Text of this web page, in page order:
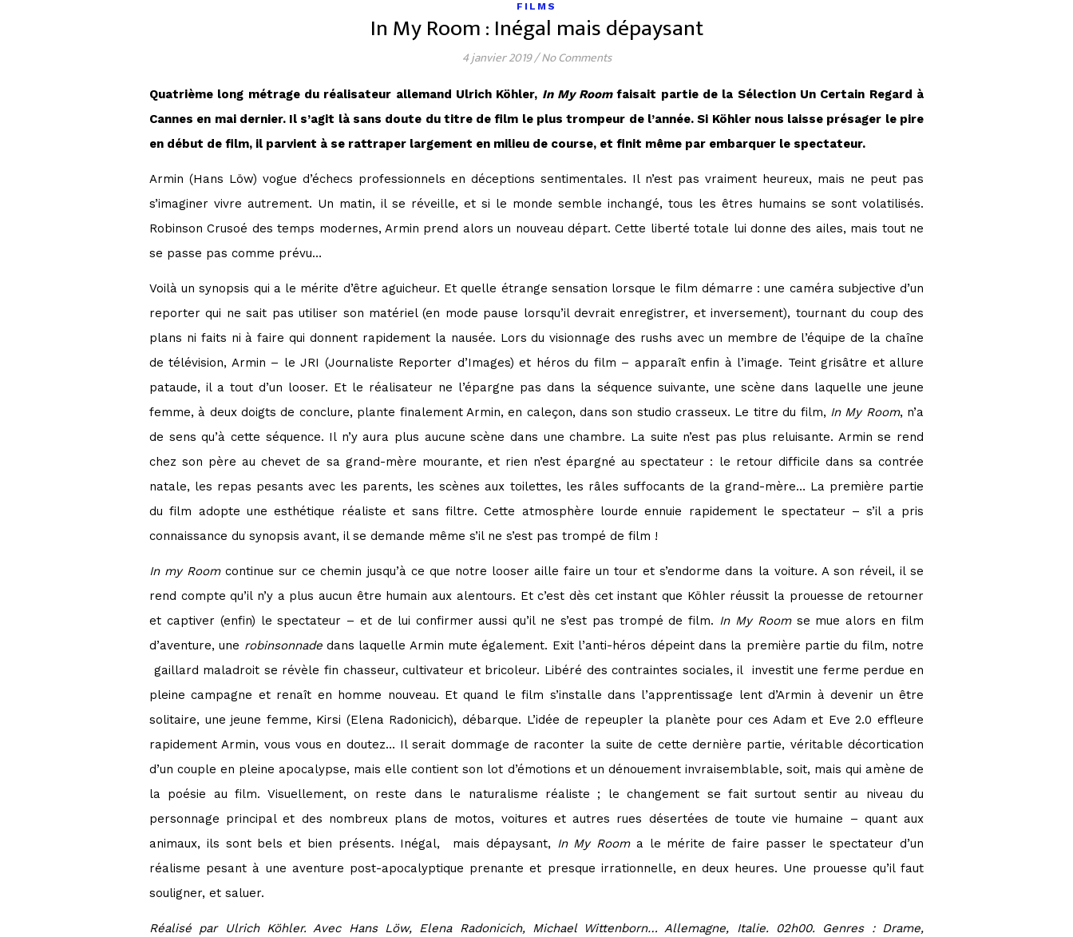
FILMS
In My Room : Inégal mais dépaysant
4 janvier 2019/No Comments
Quatrième long métrage du réalisateur allemand Ulrich Köhler, In My Roomfaisait partie de la Sélection Un Certain Regard à
Cannes en mai dernier. Il s’agit là sans doute du titre de film le plus trompeur de l’année. Si Köhler nous laisse présager le pire
en début de film, il parvient à se rattraper largement en milieu de course, et finit même par embarquer le spectateur.
Armin (Hans Löw) vogue d’échecs professionnels en déceptions sentimentales. Il n’est pas vraiment heureux, mais ne peut pas
s’imaginer vivre autrement. Un matin, il se réveille, et si le monde semble inchangé, tous les êtres humains se sont volatilisés.
Robinson Crusoé des temps modernes, Armin prend alors un nouveau départ. Cette liberté totale lui donne des ailes, mais tout ne
se passe pas comme prévu…
Voilà un synopsis qui a le mérite d’être aguicheur. Et quelle étrange sensation lorsque le film démarre : une caméra subjective d’un
reporter qui ne sait pas utiliser son matériel (en mode pause lorsqu’il devrait enregistrer, et inversement), tournant du coup des
plans ni faits ni à faire qui donnent rapidement la nausée. Lors du visionnage des rushs avec un membre de l’équipe de la chaîne
de télévision, Armin – le JRI (Journaliste Reporter d’Images) et héros du film – apparaît enfin à l’image. Teint grisâtre et allure
pataude, il a tout d’un looser. Et le réalisateur ne l’épargne pas dans la séquence suivante, une scène dans laquelle une jeune
femme, à deux doigts de conclure, plante finalement Armin, en caleçon, dans son studio crasseux. Le titre du film, In My Room, n’a
de sens qu’à cette séquence. Il n’y aura plus aucune scène dans une chambre. La suite n’est pas plus reluisante. Armin se rend
chez son père au chevet de sa grand-mère mourante, et rien n’est épargné au spectateur : le retour difficile dans sa contrée
natale, les repas pesants avec les parents, les scènes aux toilettes, les râles suffocants de la grand-mère… La première partie
du film adopte une esthétique réaliste et sans filtre. Cette atmosphère lourde ennuie rapidement le spectateur – s’il a pris
connaissance du synopsis avant, il se demande même s’il ne s’est pas trompé de film !
In my Roomcontinue sur ce chemin jusqu’à ce que notre looser aille faire un tour et s’endorme dans la voiture. A son réveil, il se
rend compte qu’il n’y a plus aucun être humain aux alentours. Et c’est dès cet instant que Köhler réussit la prouesse de retourner
et captiver (enfin) le spectateur – et de lui confirmer aussi qu’il ne s’est pas trompé de film. In My Room se mue alors en film
d’aventure, une robinsonnadedans laquelle Armin mute également. Exit l’anti-héros dépeint dans la première partie du film, notre
gaillard maladroit se révèle fin chasseur, cultivateur et bricoleur. Libéré des contraintes sociales, il investit une ferme perdue en
pleine campagne et renaît en homme nouveau. Et quand le film s’installe dans l’apprentissage lent d’Armin à devenir un être
solitaire, une jeune femme, Kirsi (Elena Radonicich), débarque. L’idée de repeupler la planète pour ces Adam et Eve 2.0 effleure
rapidement Armin, vous vous en doutez… Il serait dommage de raconter la suite de cette dernière partie, véritable décortication
d’un couple en pleine apocalypse, mais elle contient son lot d’émotions et un dénouement invraisemblable, soit, mais qui amène de
la poésie au film. Visuellement, on reste dans le naturalisme réaliste ; le changement se fait surtout sentir au niveau du
personnage principal et des nombreux plans de motos, voitures et autres rues désertées de toute vie humaine – quant aux
animaux, ils sont bels et bien présents. Inégal, mais dépaysant, In My Room a le mérite de faire passer le spectateur d’un
réalisme pesant à une aventure post-apocalyptique prenante et presque irrationnelle, en deux heures. Une prouesse qu’il faut
souligner, et saluer.
Réalisé par Ulrich Köhler. Avec Hans Löw, Elena Radonicich, Michael Wittenborn… Allemagne, Italie. 02h00. Genres : Drame,